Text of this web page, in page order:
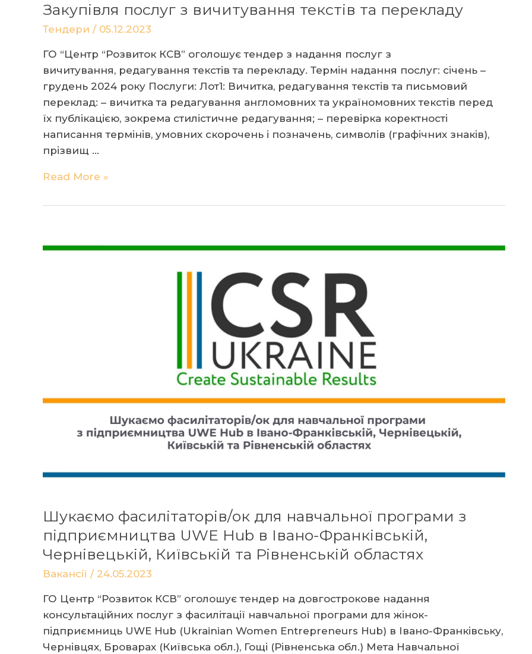
послуг
ГО
“Розвиток
КСВ”
Закупівля послуг з вичитування текстів та перекладу
Тендери / 05.12.2023
ГО “Центр “Розвиток КСВ” оголошує тендер з надання послуг з
вичитування, редагування текстів та перекладу. Термін надання послуг: січень –
грудень 2024 року Послуги: Лот1: Вичитка, редагування текстів та письмовий
переклад: – вичитка та редагування англомовних та україномовних текстів перед
їх публікацією, зокрема стилістичне редагування; – перевірка коректності
написання термінів, умовних скорочень і позначень, символів (графічних знаків),
прізвищ …
Закупівля
з
Read More »
Шукаємо фасилітаторів/ок для навчальної програми з
підприємництва UWE Hub в Івано-Франківській,
Чернівецькій, Київській та Рівненській областях
Вакансії / 24.05.2023
ГО Центр “Розвиток КСВ” оголошує тендер на довгострокове надання
консультаційних послуг з фасилітації навчальної програми для жінок-
підприємниць UWE Hub (Ukrainian Women Entrepreneurs Hub) в Івано-Франківську,
Чернівцях, Броварах (Київська обл.), Гощі (Рівненська обл.) Мета Навчальної